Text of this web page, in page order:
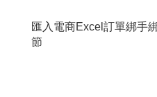
匯入電商Excel訂單綁手
節